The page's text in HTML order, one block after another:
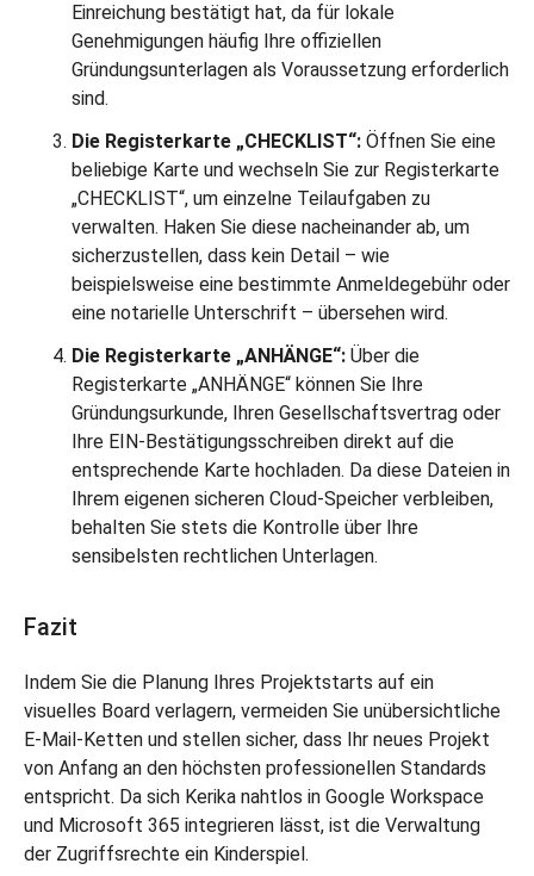
Einreichung bestätigt hat, da für lokale
Genehmigungen häufig Ihre offiziellen
Gründungsunterlagen als Voraussetzung erforderlich
sind.
Die Registerkarte „CHECKLIST“: Öffnen Sie eine
beliebige Karte und wechseln Sie zur Registerkarte
„CHECKLIST“, um einzelne Teilaufgaben zu
verwalten. Haken Sie diese nacheinander ab, um
sicherzustellen, dass kein Detail – wie
beispielsweise eine bestimmte Anmeldegebühr oder
eine notarielle Unterschrift – übersehen wird.
Die Registerkarte „ANHÄNGE“: Über die
Registerkarte „ANHÄNGE“ können Sie Ihre
Gründungsurkunde, Ihren Gesellschaftsvertrag oder
Ihre EIN-Bestätigungsschreiben direkt auf die
entsprechende Karte hochladen. Da diese Dateien in
Ihrem eigenen sicheren Cloud-Speicher verbleiben,
behalten Sie stets die Kontrolle über Ihre
sensibelsten rechtlichen Unterlagen.
Fazit
Indem Sie die Planung Ihres Projektstarts auf ein
visuelles Board verlagern, vermeiden Sie unübersichtliche
E-Mail-Ketten und stellen sicher, dass Ihr neues Projekt
von Anfang an den höchsten professionellen Standards
entspricht. Da sich Kerika nahtlos in Google Workspace
und Microsoft 365 integrieren lässt, ist die Verwaltung
der Zugriffsrechte ein Kinderspiel.